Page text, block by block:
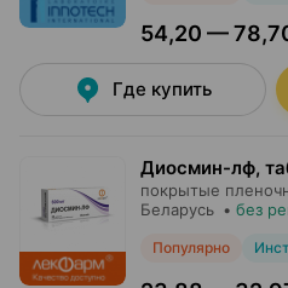
54,20 —
Где купить
Диосмин-лф,
покрытые
Беларусь • без
Популярно